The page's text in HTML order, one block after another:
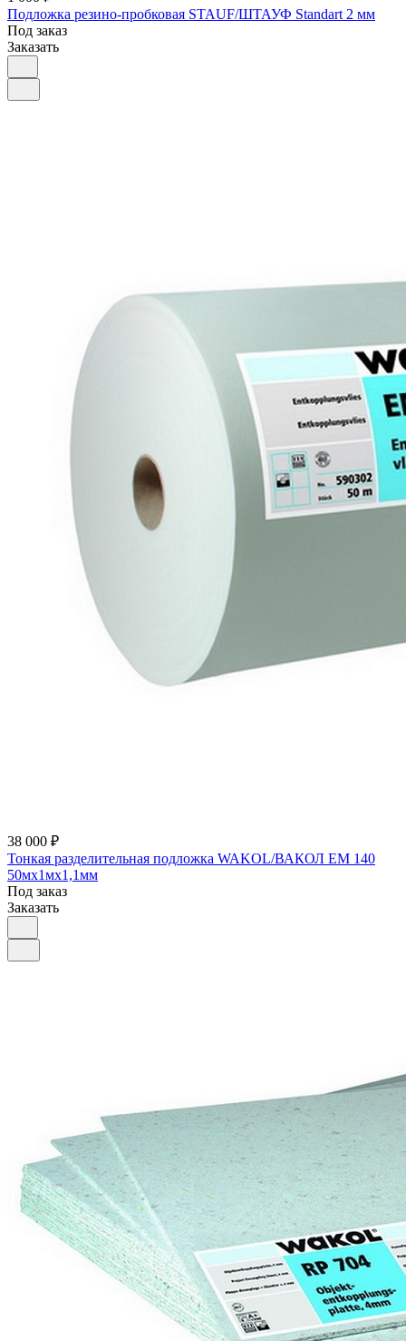
Подложка резино-пробковая STAUF/ШТАУФ Standart 2 мм
Под заказ
Заказать
38 000 ₽
Тонкая разделительная подложка WAKOL/ВАКОЛ EM 140
50мx1мx1,1мм
Под заказ
Заказать